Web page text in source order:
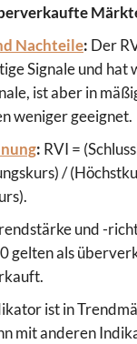
Nachteile: Der
Signale und hat
ist aber in
weniger geeignet.
: RVI =
/
und -
gelten als
ist in
mit anderen